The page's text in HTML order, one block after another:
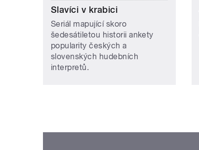
Slavíci v krabici
Seriál mapující skoro
šedesátiletou historii ankety
popularity českých a
slovenských hudebních
interpretů.